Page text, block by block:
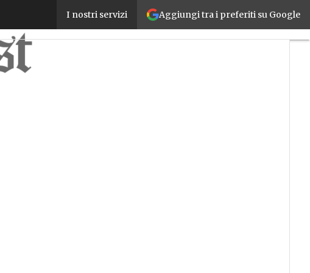
Aggiungi tra i preferiti su Google
I nostri servizi
Rockwell Automation e Comau insieme per